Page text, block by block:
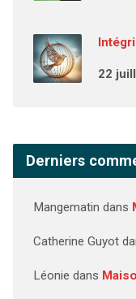
22
Derniers
Mangematin dans
Catherine Guyot
Léonie dans